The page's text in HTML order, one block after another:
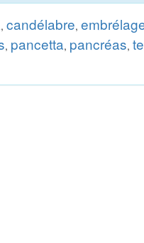
, candélabre,
, pancetta, pancréas,